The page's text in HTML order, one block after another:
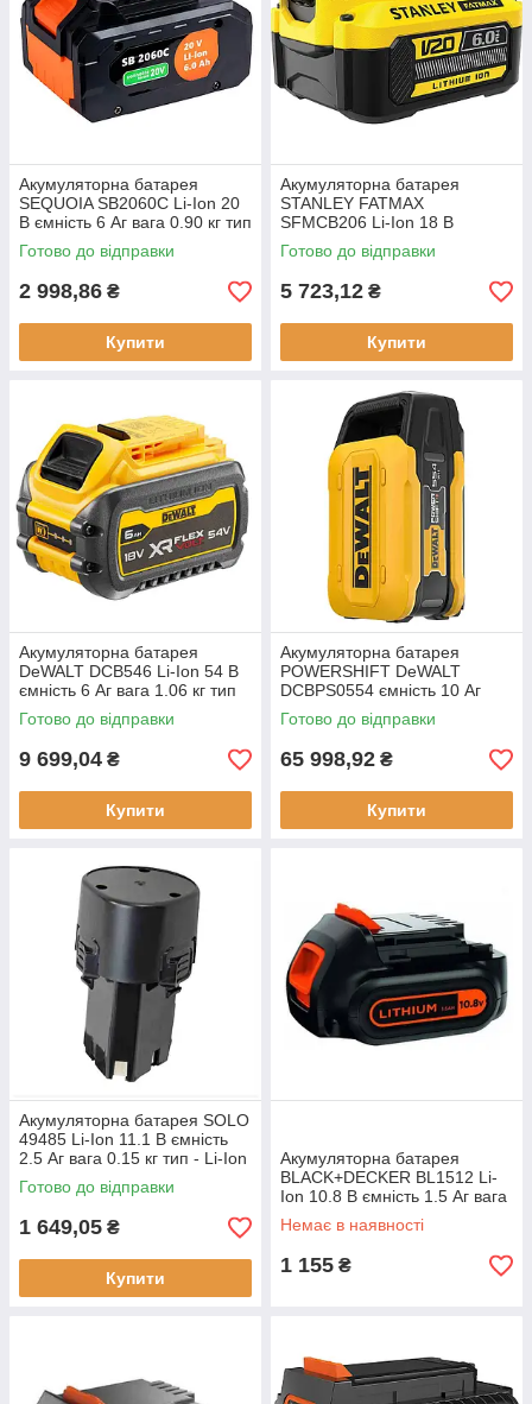
Акумуляторна батарея
SEQUOIA SB2060C Li-Ion 20
В ємність 6 Aг вага 0.90 кг тип
21700 для садової техніки
Готово до відправки
2 998,86 ₴
Купити
Акумуляторна батарея
STANLEY FATMAX
SFMCB206 Li-Ion 18 В
ємність 6 Аг вага 0.93 кг для
інструментів та садових робіт
Готово до відправки
5 723,12 ₴
Купити
Акумуляторна батарея
DeWALT DCB546 Li-Ion 54 В
ємність 6 Aг вага 1.06 кг тип
акумулятора Li-Ion
Готово до відправки
9 699,04 ₴
Купити
Акумуляторна батарея
POWERSHIFT DeWALT
DCBPS0554 ємність 10 Аг
напруга 55.4 В вага 5.3 кг тип
Li-Ion
Готово до відправки
65 998,92 ₴
Купити
Акумуляторна батарея SOLO
49485 Li-Ion 11.1 В ємність
2.5 Aг вага 0.15 кг тип - Li-Ion
час зарядки 50 хв
Готово до відправки
1 649,05 ₴
Купити
Акумуляторна батарея
BLACK+DECKER BL1512 Li-
Ion 10.8 В ємність 1.5 Aг вага
0.26 кг компакта та надійна
Немає в наявності
1 155 ₴